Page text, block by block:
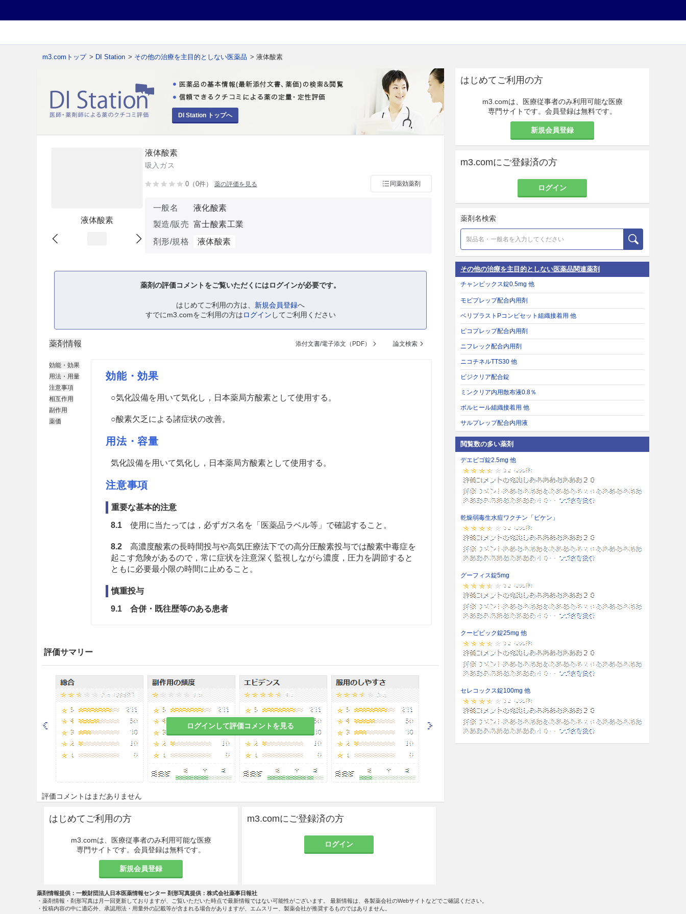
m3.comトップ > DI Station > その他の治療を主目的としない医薬品 > 液体酸素
DI Station トップへ
液体酸素
液体酸素
吸入ガス
0（0件） 薬の評価を見る 同薬効薬剤
一般名
液化酸素
製造/販売 富士酸素工業
剤形/規格
液体酸素
薬剤の評価コメントをご覧いただくにはログインが必要です。
はじめてご利用の方は、 新規会員登録へ
すでにm3.comをご利用の方はログイン してご利用ください
薬剤情報 添付文書/電子添文（PDF） 論文検索
効能・効果
用法・用量
注意事項
相互作用
副作用
薬価
効能・効果
○気化設備を用いて気化し，日本薬局方酸素として使用する。
○酸素欠乏による諸症状の改善。
用法・容量
気化設備を用いて気化し，日本薬局方酸素として使用する。
注意事項
重要な基本的注意
8.1使用に当たっては，必ずガス名を「医薬品ラベル等」で確認すること。
8.2高濃度酸素の長時間投与や高気圧療法下での高分圧酸素投与では酸素中毒症を
起こす危険があるので，常に症状を注意深く監視しながら濃度，圧力を調節すると
ともに必要最小限の時間に止めること。
慎重投与
9.1 合併・既往歴等のある患者
工呼吸法の適用も考慮する。また間欠的投与は避けた方がよい。高濃度酸素の吸
入によって呼吸量低下又は停止，あるいはCO
ナルコーシスの状態に陥る危険性
がある 。
9.5 妊婦
妊婦又は妊娠している可能性のある女性の高気圧酸素療法は，治療上の有益性が
危険性を上回ると判断される場合にのみ実施すること。マウスの高分圧酸素への
曝露実験で催奇形性と染色体異常の誘発が報告されている 。
9.7 小児等
定して8.0〜10.7kPa（60〜80Torr）の範囲を保つことが望ましい。未熟児網膜症
を起こすことがある。
9.7.2 超低出生体重児
酸素の投与期間が長いほど肝芽腫発生率が高くなるとの疫学的調査報告がある
評価サマリー
ログインして評価コメントを見る
評価コメントはまだありません
はじめてご利用の方
m3.comは、医療従事者のみ利用可能な医療
専門サイトです。会員登録は無料です。
新規会員登録
m3.comにご登録済の方
ログイン
はじめてご利用の方
m3.comは、医療従事者のみ利用可能な医療
専門サイトです。会員登録は無料です。
新規会員登録
m3.comにご登録済の方
ログイン
薬剤名検索
その他の治療を主目的としない医薬品関連薬剤
チャンピックス錠0.5mg 他
モビプレップ配合内用剤
ベリプラストPコンビセット組織接着用 他
ピコプレップ配合内用剤
ニフレック配合内用剤
ニコチネルTTS30 他
ビジクリア配合錠
ミンクリア内用散布液0.8％
ボルヒール組織接着用 他
サルプレップ配合内用液
閲覧数の多い薬剤
デエビゴ錠2.5mg 他
乾燥弱毒生水痘ワクチン「ビケン」
グーフィス錠5mg
クービビック錠25mg 他
セレコックス錠100mg 他
薬剤情報提供：一般財団法人日本医薬情報センター 剤形写真提供：株式会社薬事日報社
・薬剤情報・剤形写真は月一回更新しておりますが、ご覧いただいた時点で最新情報ではない可能性がございます。 最新情報は、各製薬会社のWebサイトなどでご確認ください。
・投稿内容の中に適応外、承認用法・用量外の記載等が含まれる場合がありますが、エムスリー、製薬会社が推奨するものではありません。